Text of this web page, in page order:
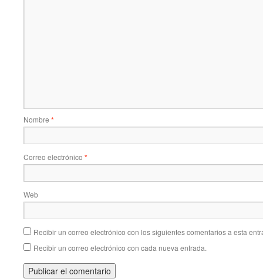
Nombre *
Correo electrónico *
Web
Recibir un correo electrónico con los siguientes comentarios a esta
Recibir un correo electrónico con cada nueva entrada.